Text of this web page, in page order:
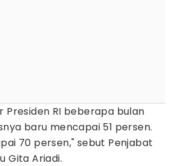
Presiden RI beberapa bulan
baru mencapai 51 persen.
70 persen," sebut Penjabat
Gita Ariadi.